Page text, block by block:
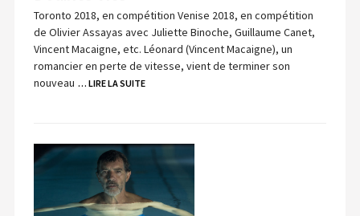
Toronto 2018, en compétition Venise 2018, en compétition
de Olivier Assayas avec Juliette Binoche, Guillaume Canet,
Vincent Macaigne, etc. Léonard (Vincent Macaigne), un
romancier en perte de vitesse, vient de terminer son
nouveau … LIRE LA SUITE